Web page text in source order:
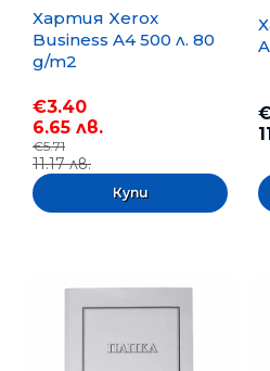
Хартия Xerox
Business A4 500 л. 80
g/m2
€3.40
6.65 лв.
€5.71
11.17 лв.